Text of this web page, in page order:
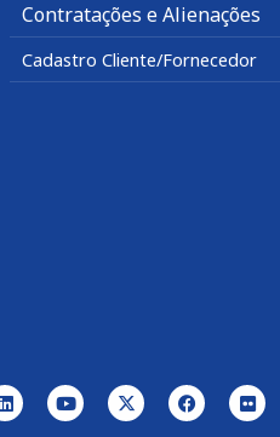
Contratações e Alienações
Cadastro Cliente/Fornecedor